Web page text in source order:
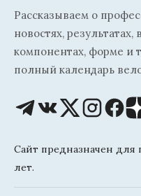
Рассказываем о
новостях,
компонентах, форме и
полный календарь
Сайт предназначен для
лет.